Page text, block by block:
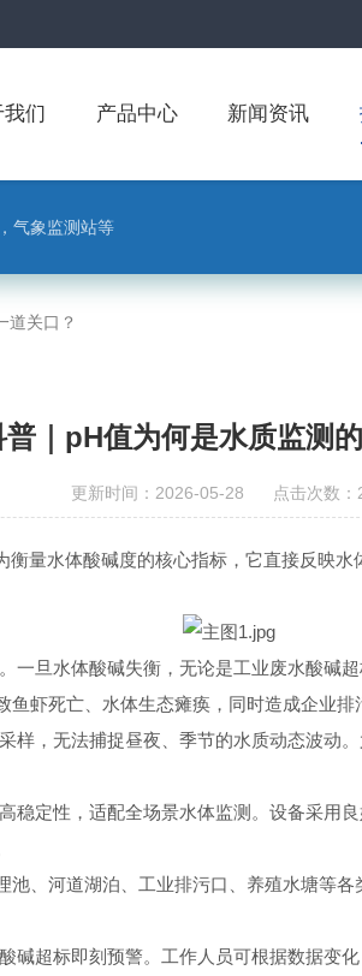
我们 产品中心 新闻资讯
气象监测站等
道关口？
｜pH值为何是水质监测
更新时间：2026-05-28 点击次数：
量水体酸碱度的核心指标，它直接反映
一旦水体酸碱失衡，无论是工业废水酸碱
虾死亡、水体生态瘫痪，同时造成企业排
样，无法捕捉昼夜、季节的水质动态波动
稳定性，适配全场景水体监测。设备采用
、河道湖泊、工业排污口、养殖水塘等
碱超标即刻预警。工作人员可根据数据变